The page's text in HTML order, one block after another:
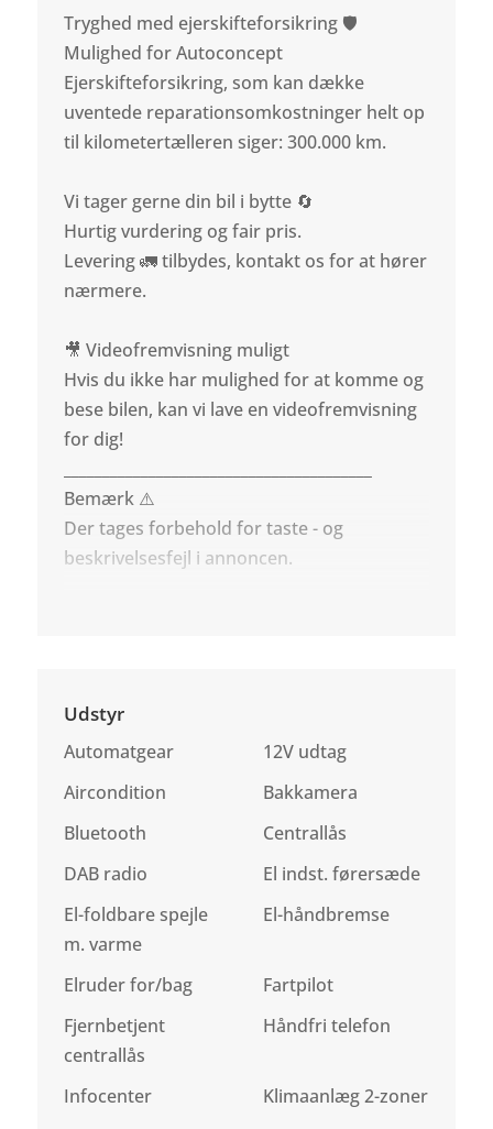
Tryghed med ejerskifteforsikring 🛡️
Mulighed for Autoconcept
Ejerskifteforsikring, som kan dække
uventede reparationsomkostninger helt op
til kilometertælleren siger: 300.000 km.
Vi tager gerne din bil i bytte 🔄
Hurtig vurdering og fair pris.
Levering 🚛 tilbydes, kontakt os for at hører
nærmere.
🎥 Videofremvisning muligt
Hvis du ikke har mulighed for at komme og
bese bilen, kan vi lave en videofremvisning
for dig!
Bemærk ⚠️
Der tages forbehold for taste - og
beskrivelsesfejl i annoncen.
Udstyr
Automatgear
12V udtag
Aircondition
Bakkamera
Bluetooth
Centrallås
DAB radio
El indst. førersæde
El-foldbare spejle
m. varme
El-håndbremse
Elruder for/bag
Fartpilot
Fjernbetjent
centrallås
Håndfri telefon
Infocenter
Klimaanlæg 2-zoner